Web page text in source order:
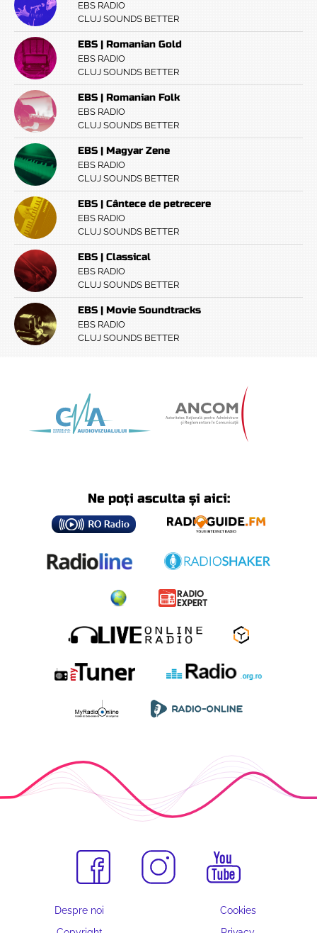
EBS RADIO
CLUJ SOUNDS BETTER
EBS | Romanian Gold
EBS RADIO
CLUJ SOUNDS BETTER
EBS | Romanian Folk
EBS RADIO
CLUJ SOUNDS BETTER
EBS | Magyar Zene
EBS RADIO
CLUJ SOUNDS BETTER
EBS | Cântece de petrecere
EBS RADIO
CLUJ SOUNDS BETTER
EBS | Classical
EBS RADIO
CLUJ SOUNDS BETTER
EBS | Movie Soundtracks
EBS RADIO
CLUJ SOUNDS BETTER
Ne poți asculta și aici:
Despre noi
Cookies